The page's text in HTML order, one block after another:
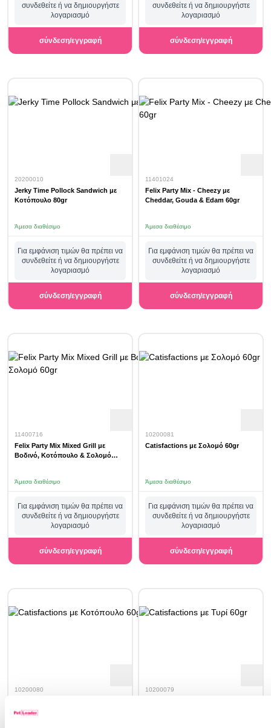
συνδεθείτε ή να δημιουργήστε
λογαριασμό
σύνδεση/εγγραφή
συνδεθείτε ή να δημιουργήστε
λογαριασμό
σύνδεση/εγγραφή
20200010
Jerky Time Pollock Sandwich με
Κοτόπουλο 80gr
Άμεσα διαθέσιμο
Για εμφάνιση τιμών θα πρέπει να
συνδεθείτε ή να δημιουργήστε
λογαριασμό
σύνδεση/εγγραφή
11401024
Felix Party Mix - Cheezy με
Cheddar, Gouda & Edam 60gr
Άμεσα διαθέσιμο
Για εμφάνιση τιμών θα πρέπει να
συνδεθείτε ή να δημιουργήστε
λογαριασμό
σύνδεση/εγγραφή
11400716
Felix Party Mix Mixed Grill με
Βοδινό, Κοτόπουλο & Σολομό
Άμεσα διαθέσιμο
Για εμφάνιση τιμών θα πρέπει να
συνδεθείτε ή να δημιουργήστε
λογαριασμό
σύνδεση/εγγραφή
10200081
Catisfactions με Σολομό 60gr
Άμεσα διαθέσιμο
Για εμφάνιση τιμών θα πρέπει να
συνδεθείτε ή να δημιουργήστε
λογαριασμό
σύνδεση/εγγραφή
10200080 10200079